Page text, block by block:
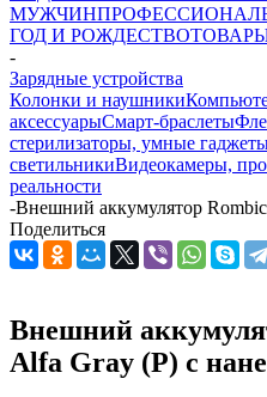
МУЖЧИН
ГОД И РОЖДЕСТВО
-
Зарядные устройства
Колонки и наушники
аксессуарыСмарт-браслеты
стерилизаторы, умные
светильникиВидеокамеры,
реальности
-Внешний аккумулятор
Поделиться
Внешний
Alfa Gray (Р) с